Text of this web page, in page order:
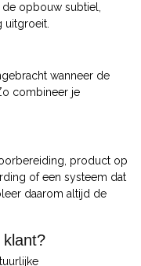
opbouw subtiel,
uitgroeit.
wanneer de
combineer je
product op
of een systeem dat
daarom altijd de